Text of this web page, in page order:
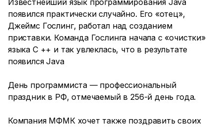
Известнейший язык программирования Java
появился практически случайно. Его «отец»,
Джеймс Гослинг, работал над созданием
приставки. Команда Гослинга начала с «очистки»
языка С ++ и так увлеклась, что в результате
появился Java
День программиста — профессиональный
праздник в РФ, отмечаемый в 256-й день года.
Компания МФМК хочет также поздравить своих